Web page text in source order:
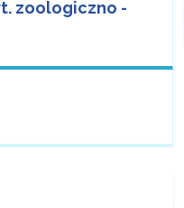
zoologiczno -